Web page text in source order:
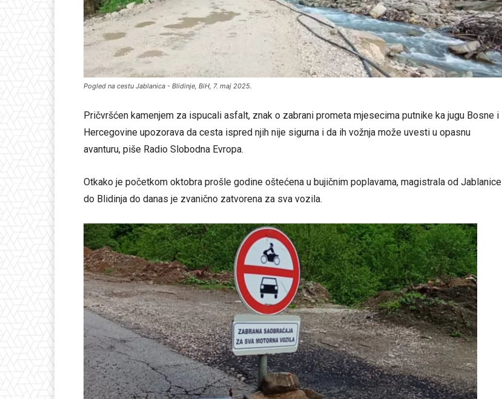
Pogled na cestu Jablanica - Blidinje, BiH, 7. maj 2025.
Pričvršćen kamenjem za ispucali asfalt, znak o zabrani prometa mjesecima putnike ka jugu Bosne i
Hercegovine upozorava da cesta ispred njih nije sigurna i da ih vožnja može uvesti u opasnu
avanturu, piše Radio Slobodna Evropa.
Otkako je početkom oktobra prošle godine oštećena u bujičnim poplavama, magistrala od Jablanice
do Blidinja do danas je zvanično zatvorena za sva vozila.